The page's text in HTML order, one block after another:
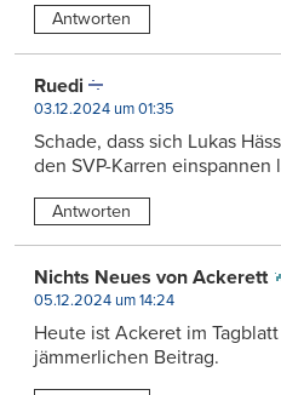
Antworten
Ruedi
03.12.2024 um 01:35
Schade, dass sich Lukas
den SVP-Karren einspannen
Antworten
Nichts Neues von Ackerett
05.12.2024 um 14:24
Heute ist Ackeret im
jämmerlichen Beitrag.